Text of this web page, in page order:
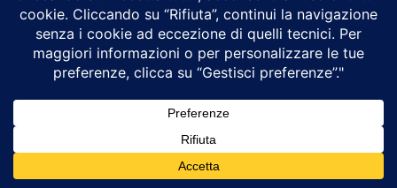
La nuova frontiera della guerra navale
Gli attacchi con droni di superficie statunitensi contro il porto